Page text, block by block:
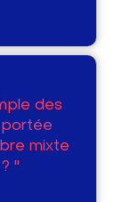
des
portée
mixte
"